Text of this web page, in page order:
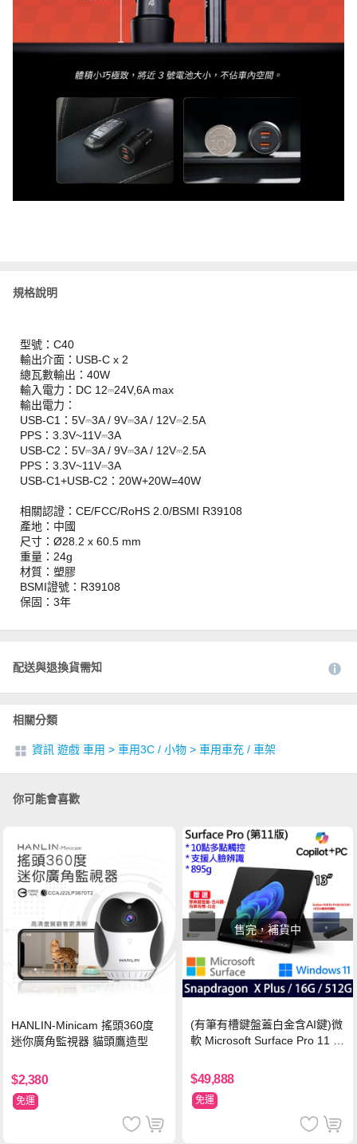
規格說明
型號：C40
輸出介面：USB-C x 2
總瓦數輸出：40W
輸入電力：DC 12⎓24V,6A max
輸出電力：
USB-C1：5V⎓3A / 9V⎓3A / 12V⎓2.5A
PPS：3.3V~11V⎓3A
USB-C2：5V⎓3A / 9V⎓3A / 12V⎓2.5A
PPS：3.3V~11V⎓3A
USB-C1+USB-C2：20W+20W=40W
相關認證：CE/FCC/RoHS 2.0/BSMI R39108
產地：中國
尺寸：Ø28.2 x 60.5 mm
重量：24g
材質：塑膠
BSMI證號：R39108
保固：3年
配送與退換貨需知
相關分類
資訊 遊戲 車用 > 車用3C / 小物 > 車用車充 / 車架
你可能會喜歡
HANLIN-Minicam 搖頭360度
迷你廣角監視器 貓頭鷹造型
$2,380
免運
售完，補貨中
(有筆有槽鍵盤蓋白金含AI鍵)微
軟 Microsoft Surface Pro 11 (S
石墨黑
$49,888
免運